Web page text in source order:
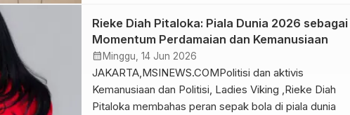
SIAPkerja. Program PVN Batch 2 sebelumnya telah
membuka pendaftaran pada 19 Mei–9 Juni 2026,
dilanjutkan dengan proses seleksi dan wawancara
pada 10–17 Juni […]
Rieke Diah Pitaloka: Piala Dunia 2026 sebagai
Momentum Perdamaian dan Kemanusiaan
calendar_month Minggu, 14 Jun 2026
JAKARTA,MSINEWS.COMPolitisi dan aktivis
Kemanusiaan dan Politisi, Ladies Viking ,Rieke Diah
Pitaloka membahas peran sepak bola di piala dunia